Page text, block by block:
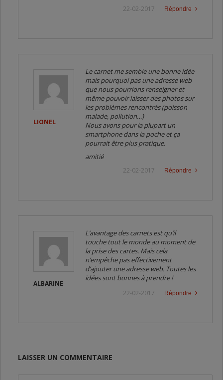
Répondre
22-02-2017
LIONEL
Le carnet me semble une bonne idée
mais pourquoi pas une adresse web
que nous pourrions renseigner et
même pouvoir laisser des photos sur
les problèmes rencontrés (poisson
malade, pollution…)
Nous avons pour la plupart un
smartphone dans la poche et ça
pourrait être plus pratique.
amitié
Répondre
22-02-2017
ALBARINE
L’avantage des carnets est qu’il
touche tout le monde au moment de
la prise des cartes. Mais cela
n’empêche pas effectivement
d’ajouter une adresse web. Toutes les
idées sont bonnes à prendre !
Répondre
22-02-2017
LAISSER UN COMMENTAIRE